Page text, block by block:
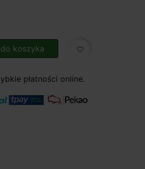
koszyka favorite_border
płatności online.